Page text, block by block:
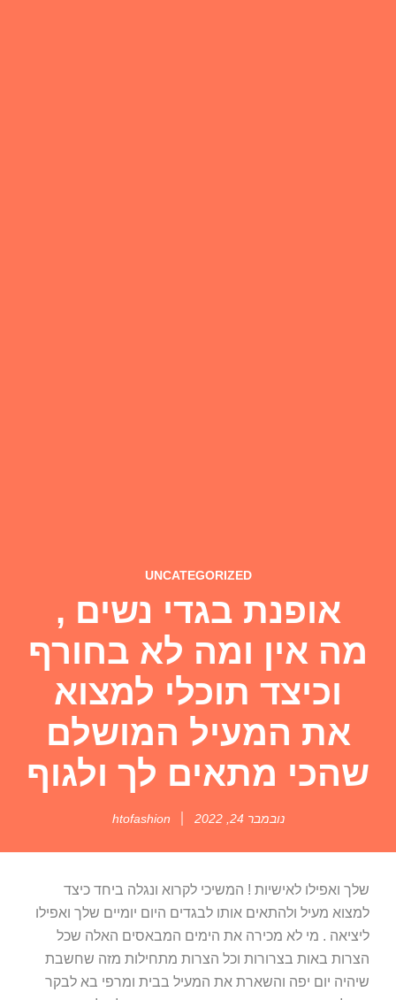
UNCATEGORIZED
אופנת בגדי נשים ,
מה אין ומה לא בחורף
וכיצד תוכלי למצוא
את המעיל המושלם
שהכי מתאים לך ולגוף
נובמבר 24, 2022 htofashion
שלך ואפילו לאישיות ! המשיכי לקרוא ונגלה ביחד כיצד
למצוא מעיל ולהתאים אותו לבגדים היום יומיים שלך ואפילו
ליציאה . מי לא מכירה את הימים המבאסים האלה שכל
הצרות באות בצרורות וכל הצרות מתחילות מזה שחשבת
שיהיה יום יפה והשארת את המעיל בבית ומרפי בא לבקר